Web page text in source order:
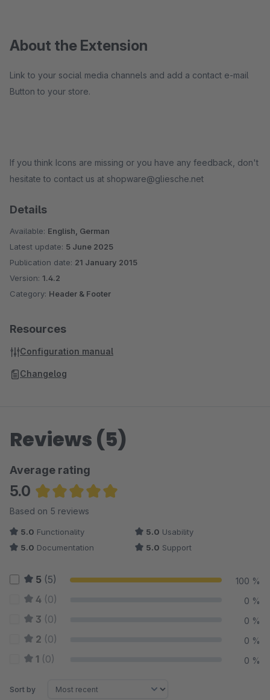
About the Extension
Link to your social media channels and add a contact e-mail
Button to your store.
If you think Icons are missing or you have any feedback, don't
hesitate to contact us at shopware@gliesche.net
Details
Available: English, German
Latest update: 5 June 2025
Publication date: 21 January 2015
Version: 1.4.2
Category: Header & Footer
Resources
Configuration manual
Changelog
Reviews (5)
Average rating
5.0
Average rating of 5 out of 5 stars
Based on 5 reviews
5.0 Functionality 5.0 Usability
5.0 Documentation 5.0 Support
5 (5) 100 %
4 (0) 0 %
3 (0) 0 %
2 (0) 0 %
1 (0) 0 %
Sort by